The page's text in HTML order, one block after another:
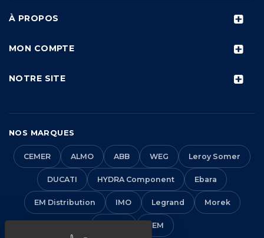
À PROPOS
MON COMPTE
NOTRE SITE
NOS MARQUES
CEMER ALMO ABB WEG Leroy Somer
DUCATI HYDRA Component Ebara
EM Distribution IMO Legrand Morek
VEM